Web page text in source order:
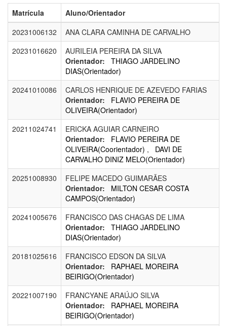
Matrícula
Aluno/Orientador
20231006132
ANA CLARA CAMINHA DE CARVALHO
20231016620
AURILEIA PEREIRA DA SILVA
Orientador:
THIAGO JARDELINO
DIAS(Orientador)
20241010086
CARLOS HENRIQUE DE AZEVEDO FARIAS
Orientador:
FLAVIO PEREIRA DE
OLIVEIRA(Orientador)
20211024741
ERICKA AGUIAR CARNEIRO
Orientador:
FLAVIO PEREIRA DE
OLIVEIRA(Coorientador) , DAVI DE
CARVALHO DINIZ MELO(Orientador)
20251008930
FELIPE MACEDO GUIMARÃES
Orientador:
MILTON CESAR COSTA
CAMPOS(Orientador)
20241005676
FRANCISCO DAS CHAGAS DE LIMA
Orientador:
THIAGO JARDELINO
DIAS(Orientador)
20181025616
FRANCISCO EDSON DA SILVA
Orientador:
RAPHAEL MOREIRA
BEIRIGO(Orientador)
20221007190
FRANCYANE ARAÚJO SILVA
Orientador:
RAPHAEL MOREIRA
BEIRIGO(Orientador)